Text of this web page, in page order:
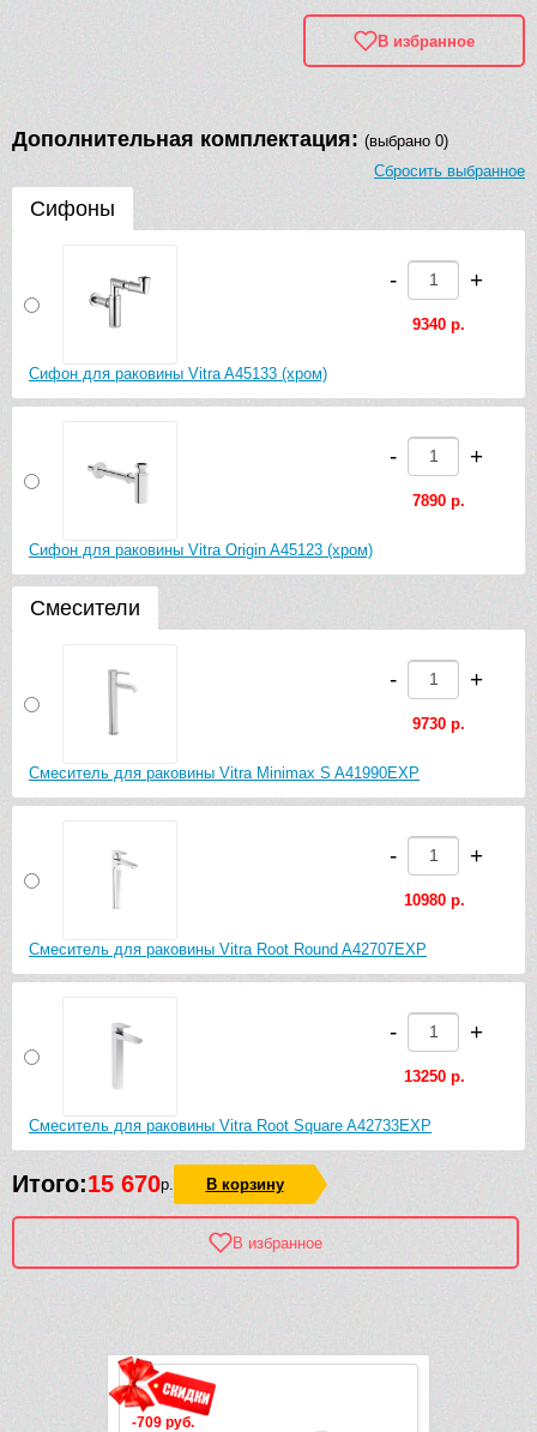
В избранное
Дополнительная комплектация: (выбрано 0)
Сбросить выбранное
Сифоны
Сифон для раковины Vitra A45133 (хром)
- +
9340 р.
Сифон для раковины Vitra Origin A45123 (хром)
- +
7890 р.
Смесители
Смеситель для раковины Vitra Minimax S A41990EXP
- +
9730 р.
Смеситель для раковины Vitra Root Round A42707EXP
- +
10980 р.
Смеситель для раковины Vitra Root Square A42733EXP
- +
13250 р.
Итого:15 670р. В корзину
В избранное
-709 руб.